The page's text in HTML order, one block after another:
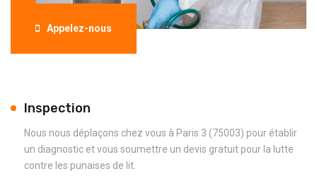
Appelez-nous
Inspection
Nous nous déplaçons chez vous à Paris 3 (75003) pour établir
un diagnostic et vous soumettre un devis gratuit pour la lutte
contre les punaises de lit.